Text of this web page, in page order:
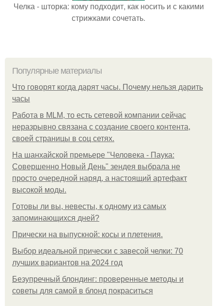
Челка - шторка: кому подходит, как носить и с какими
стрижками сочетать.
Популярные материалы
Что говорят когда дарят часы. Почему нельзя дарить
часы
Работа в MLM, то есть сетевой компании сейчас
неразрывно связана с создание своего контента,
своей страницы в соц сетях.
На шанхайской премьере "Человека - Паука:
Совершенно Новый День" зендея выбрала не
просто очередной наряд, а настоящий артефакт
высокой моды.
Готовы ли вы, невесты, к одному из самых
запоминающихся дней?
Прически на выпускной: косы и плетения.
Выбор идеальной прически с завесой челки: 70
лучших вариантов на 2024 год
Безупречный блондинг: проверенные методы и
советы для самой в блонд покраситься